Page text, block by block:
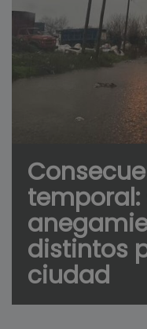
temporal:
distintos
ciudad